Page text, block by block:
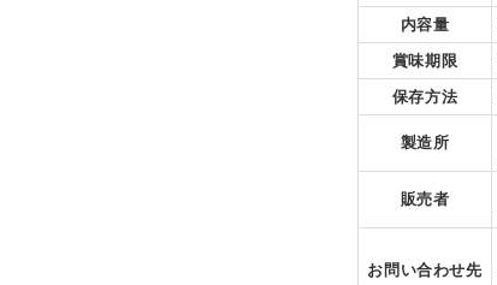
内容量
賞味期限
保存方法
製造所
販売者
お問い合わせ先